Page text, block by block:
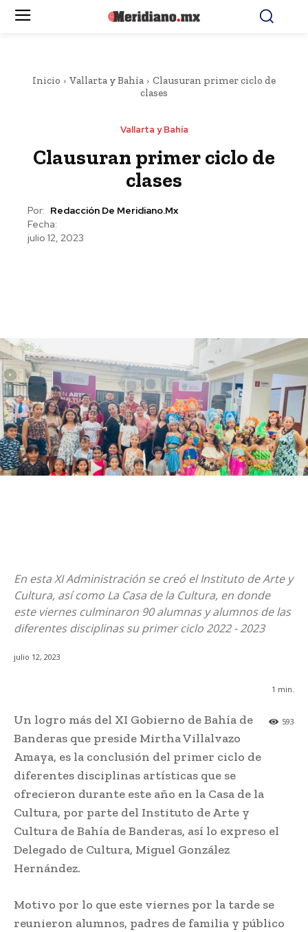
Inicio Vallarta y Bahía
Clausuran primer ciclo de
clases
Vallarta y Bahía
Clausuran primer ciclo de
clases
Por: Redacción De Meridiano.mx
Fecha:
julio 12, 2023
En esta XI Administración se creó el Instituto de Arte y
Cultura, así como La Casa de la Cultura, en donde
este viernes culminaron 90 alumnas y alumnos de las
diferentes disciplinas su primer ciclo 2022 - 2023
julio 12, 2023
1 min.
593
Un logro más del XI Gobierno de Bahía de
Banderas que preside Mirtha Villalvazo
Amaya, es la conclusión del primer ciclo de
diferentes disciplinas artísticas que se
ofrecieron durante este año en la Casa de la
Cultura, por parte del Instituto de Arte y
Cultura de Bahía de Banderas, así lo expreso el
Delegado de Cultura, Miguel González
Hernández.
Motivo por lo que este viernes por la tarde se
reunieron alumnos, padres de familia y público